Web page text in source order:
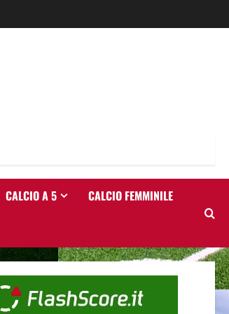
CALCIO A 5 CALCIO FEMMINILE